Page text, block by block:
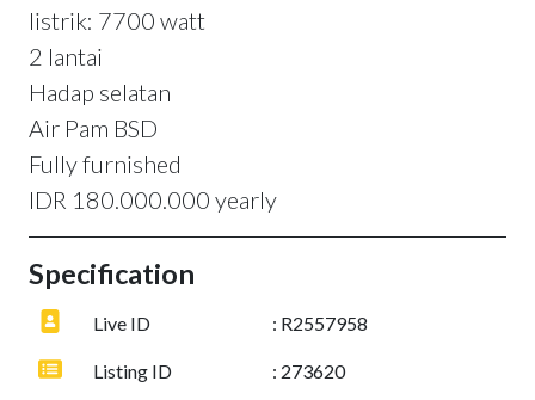
listrik: 7700 watt
2 lantai
Hadap selatan
Air Pam BSD
Fully furnished
IDR 180.000.000 yearly
Specification
Live ID : R2557958
Listing ID : 273620